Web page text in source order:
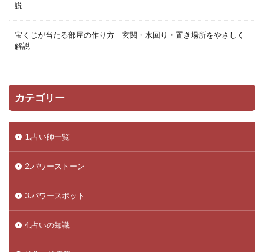
説
宝くじが当たる部屋の作り方｜玄関・水回り・置き場所をやさしく
解説
カテゴリー
1.占い師一覧
2.パワーストーン
3.パワースポット
4.占いの知識